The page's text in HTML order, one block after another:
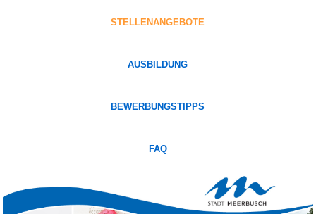
STELLENANGEBOTE
AUSBILDUNG
BEWERBUNGSTIPPS
FAQ